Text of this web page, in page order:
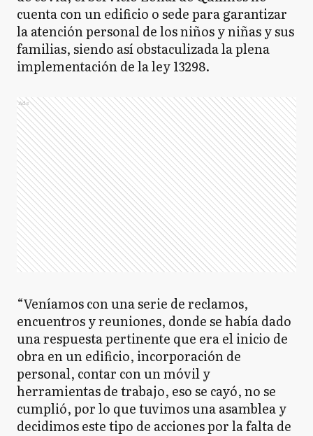
cuenta con un edificio o sede para garantizar
la atención personal de los niños y niñas y sus
familias, siendo así obstaculizada la plena
implementación de la ley 13298.
Ads
“Veníamos con una serie de reclamos,
encuentros y reuniones, donde se había dado
una respuesta pertinente que era el inicio de
obra en un edificio, incorporación de
personal, contar con un móvil y
herramientas de trabajo, eso se cayó, no se
cumplió, por lo que tuvimos una asamblea y
decidimos este tipo de acciones por la falta de